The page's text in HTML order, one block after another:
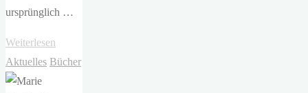
ursprünglich …
Weiterlesen
Sollorz
Aktuelles Bücher